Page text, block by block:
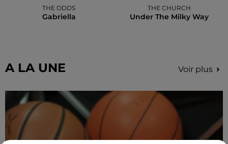
THE ODDS
Gabriella
THE CHURCH
Under The Milky Way
A LA UNE Voir plus